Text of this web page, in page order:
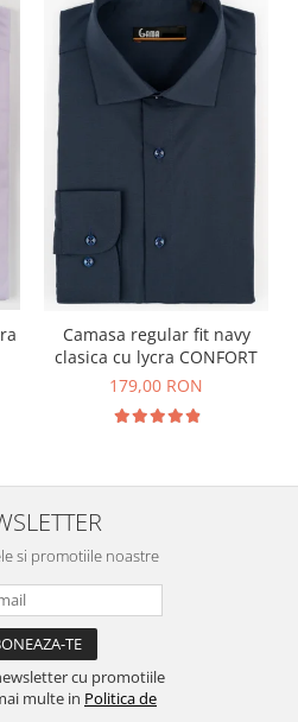
Camasa regular fit navy
clasica cu lycra CONFORT
179,00 RON
si promotiile noastre
cu promotiile
multe in Politica de